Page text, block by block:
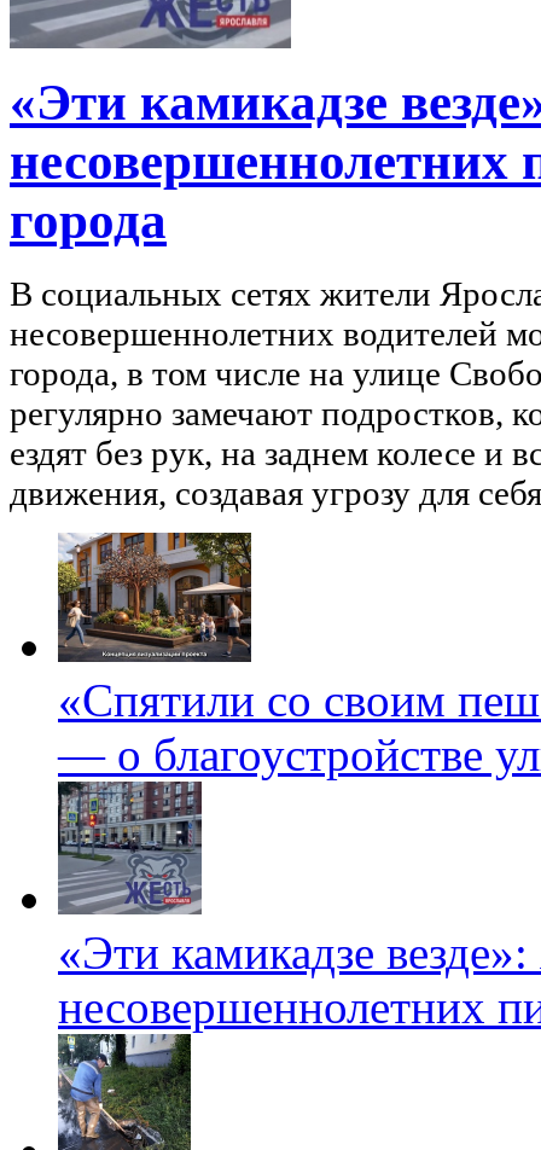
«Эти камикадзе
несовершеннолетних
города
В социальных сетях жители
несовершеннолетних водителей
города, в том числе на улице
регулярно замечают
ездят без рук, на заднем колесе
движения, создавая угрозу для
«Спятили со своим
— о благоустройстве
«Эти камикадзе
несовершеннолетних